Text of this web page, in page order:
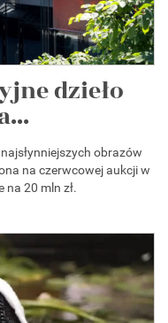
dzieło
obrazów
na czerwcowej aukcji w
na 20 mln zł.